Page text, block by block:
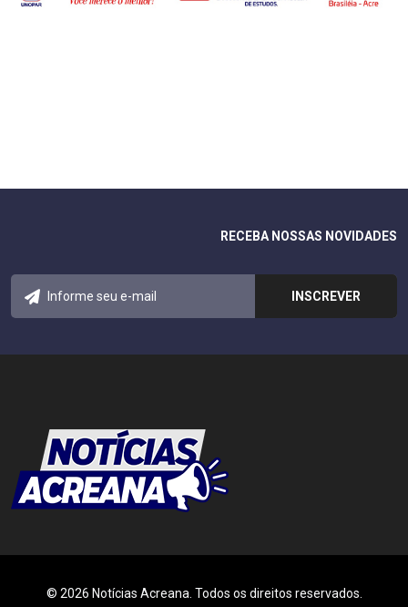
RECEBA NOSSAS NOVIDADES
© 2026 Notícias Acreana. Todos os direitos reservados.